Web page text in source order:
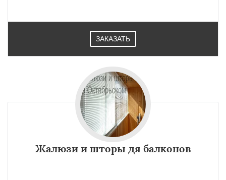
ЗАКАЗАТЬ
Жалюзи и шторы дя балконов